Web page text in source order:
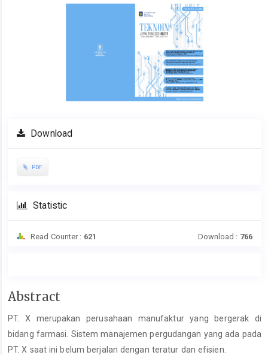
Download
PDF
Statistic
Read Counter : 621 Download : 766
Main
Content
Abstract
PT. X merupakan perusahaan manufaktur yang bergerak di
bidang farmasi. Sistem manajemen pergudangan yang ada pada
PT. X saat ini belum berjalan dengan teratur dan efisien.